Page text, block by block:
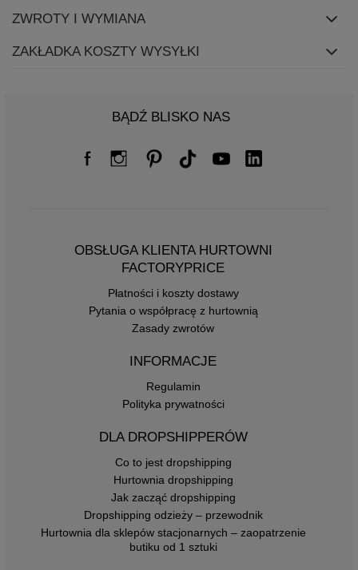
ZWROTY I WYMIANA
ZAKŁADKA KOSZTY WYSYŁKI
BĄDŹ BLISKO NAS
OBSŁUGA KLIENTA HURTOWNI
FACTORYPRICE
Płatności i koszty dostawy
Pytania o współpracę z hurtownią
Zasady zwrotów
INFORMACJE
Regulamin
Polityka prywatności
DLA DROPSHIPPERÓW
Co to jest dropshipping
Hurtownia dropshipping
Jak zacząć dropshipping
Dropshipping odzieży – przewodnik
Hurtownia dla sklepów stacjonarnych – zaopatrzenie
butiku od 1 sztuki